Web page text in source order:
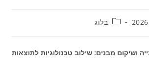
קטגוריה:
בלוג
ושיקום מבנים: שילוב טכנולוגיות לתוצאות